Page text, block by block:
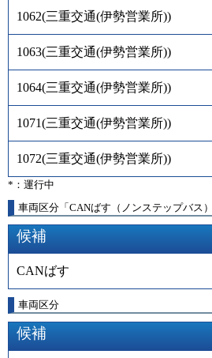
1062(三重交通(伊勢営業所))
1063(三重交通(伊勢営業所))
1064(三重交通(伊勢営業所))
1071(三重交通(伊勢営業所))
1072(三重交通(伊勢営業所))
*：運行中
車両区分「CANばす（ノンステップバス
候補
CANばす
車両区分
候補